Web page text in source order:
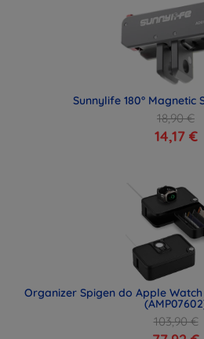
Sunnylife 180° Magnetic
18,90 €
14,17 €
Organizer Spigen do Apple Watch
103,90 €